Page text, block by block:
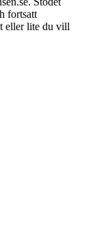
fortsatt
eller lite du vill